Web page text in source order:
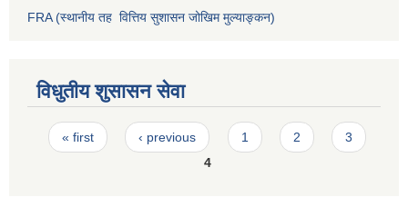
FRA (स्थानीय तह वित्तिय सुशासन जोखिम मुल्याङ्कन)
विधुतीय शुसासन सेवा
Pages
« first ‹ previous 1 2
3
4